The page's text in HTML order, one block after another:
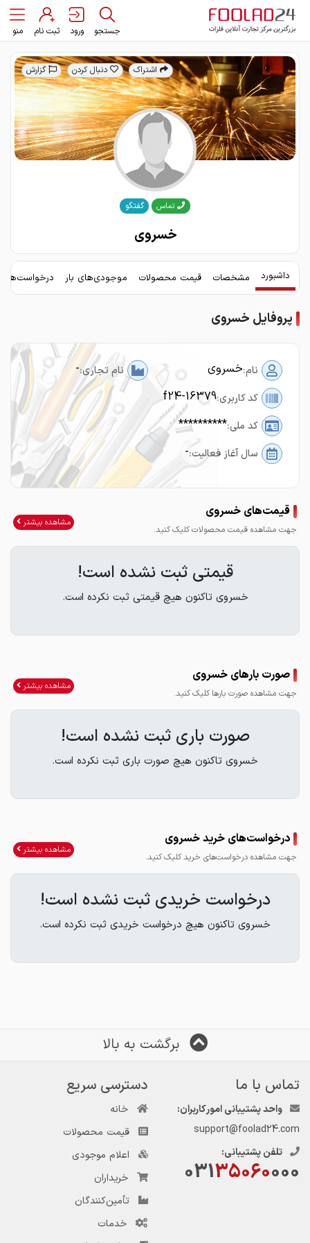
جستجو ورود ثبت نام منو
اشتراک دنبال کردن گزارش
تماس گفتگو
خسروی
داشبورد مشخصات قیمت محصولات موجودی‌های بار
پروفایل خسروی
نام:خسروی نام تجاری:-
کد کاربری:f24-16379
کد ملی:**********
سال آغاز فعالیت:-
قیمت‌های خسروی
جهت مشاهده قیمت محصولات کلیک کنید.
مشاهده بیشتر
قیمتی ثبت نشده است!
خسروی تاکنون هیچ قیمتی ثبت نکرده است.
صورت بارهای خسروی
جهت مشاهده صورت بارها کلیک کنید.
مشاهده بیشتر
صورت باری ثبت نشده است!
خسروی تاکنون هیچ صورت باری ثبت نکرده است.
درخواست‌های خرید خسروی
جهت مشاهده درخواست‌های خرید کلیک کنید.
مشاهده بیشتر
درخواست خریدی ثبت نشده است!
خسروی تاکنون هیچ درخواست خریدی ثبت نکرده است.
برگشت به بالا
تماس با ما
واحد پشتیبانی امور کاربران:
support@foolad24.com
تلفن پشتیبانی:
03135060000
دسترسی سریع
خانه
قیمت محصولات
اعلام موجودی
خریداران
تأمین‌کنندگان
خدمات